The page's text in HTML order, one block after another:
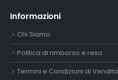
Informazioni
Chi Siamo
Politica di rimborso e reso
Termini e Condizioni di Vendita